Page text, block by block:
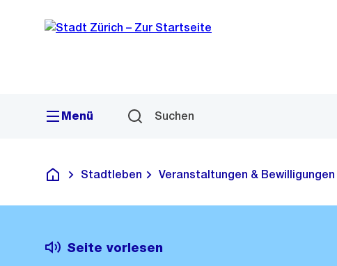
Navigation
Sprunglink
Menü Suchen
Deutsch
Stadtleben Veranstaltungen & Bewilligungen
Seite vorlesen